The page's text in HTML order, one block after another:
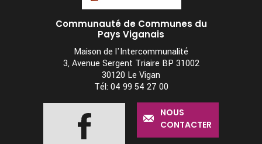
Communauté de Communes du
Pays Viganais
Maison de l'Intercommunalité
3, Avenue Sergent Triaire BP 31002
30120 Le Vigan
Tél: 04 99 54 27 00
NOUS
CONTACTER